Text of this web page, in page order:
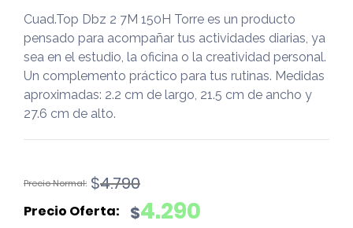
Cuad.Top Dbz 2 7M 150H Torre es un producto
pensado para acompañar tus actividades diarias, ya
sea en el estudio, la oficina o la creatividad personal.
Un complemento práctico para tus rutinas. Medidas
aproximadas: 2.2 cm de largo, 21.5 cm de ancho y
27.6 cm de alto.
$4.790
El
original
$4.290
El
actual